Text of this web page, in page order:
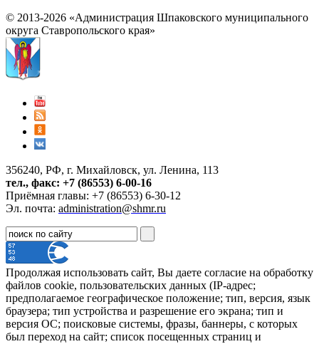
© 2013-2026 «Администрация Шпаковского муниципального
округа Ставропольского края»
356240, РФ, г. Михайловск, ул. Ленина, 113
тел., факс: +7 (86553) 6-00-16
Приёмная главы: +7 (86553) 6-30-12
Эл. почта: administration@shmr.ru
Продолжая использовать сайт, Вы даете согласие на обработку
файлов cookie, пользовательских данных (IP-адрес;
предполагаемое географическое положение; тип, версия, язык
браузера; тип устройства и разрешение его экрана; тип и
версия ОС; поисковые системы, фразы, баннеры, с которых
был переход на сайт; список посещенных страниц и